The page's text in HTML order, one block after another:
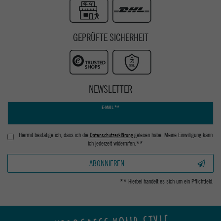
GEPRÜFTE SICHERHEIT
NEWSLETTER
E-MAIL **
Hiermit bestätige ich, dass ich die Daten­schutz­erklärunggelesen habe. Meine Einwilligung kann
ich jederzeit widerrufen.**
ABONNIEREN
** Hierbei handelt es sich um ein Pflichtfeld.